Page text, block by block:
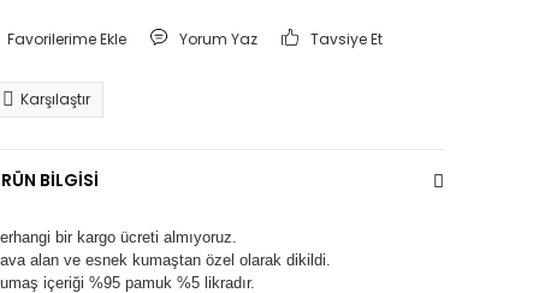
Yorum Yaz Tavsiye Et
Karşılaştır
BİLGİSİ
bir kargo ücreti almıyoruz.
alan ve esnek kumaştan özel olarak dikildi.
içeriği %95 pamuk %5 likradır.